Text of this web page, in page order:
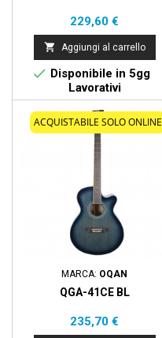
Prezzo
229,60 €
 Aggiungi al carrello
 Disponibile in 5gg
Lavorativi
ACQUISTABILE SOLO ONLINE
MARCA: OQAN
QGA-41CE BL
Prezzo
235,70 €